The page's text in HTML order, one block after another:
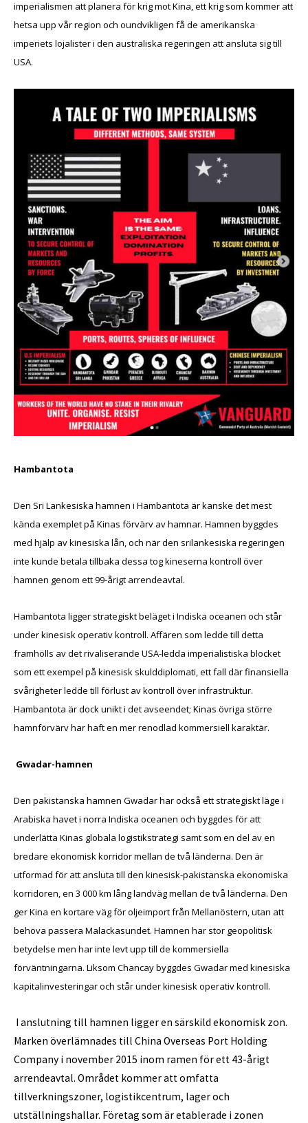
imperialismen att planera för krig mot Kina, ett krig som kommer att
hetsa upp vår region och oundvikligen få de amerikanska
imperiets lojalister i den australiska regeringen att ansluta sig till
USA.
Hambantota
Den Sri Lankesiska hamnen i Hambantota är kanske det mest
kända exemplet på Kinas förvärv av hamnar. Hamnen byggdes
med hjälp av kinesiska lån, och när den srilankesiska regeringen
inte kunde betala tillbaka dessa tog kineserna kontroll över
hamnen genom ett 99-årigt arrendeavtal.
Hambantota ligger strategiskt beläget i Indiska oceanen och står
under kinesisk operativ kontroll. Affären som ledde till detta
framhölls av det rivaliserande USA-ledda imperialistiska blocket
som ett exempel på kinesisk skulddiplomati, ett fall där finansiella
svårigheter ledde till förlust av kontroll över infrastruktur.
Hambantota är dock unikt i det avseendet; Kinas övriga större
hamnförvärv har haft en mer renodlad kommersiell karaktär.
Gwadar-hamnen
Den pakistanska hamnen Gwadar har också ett strategiskt läge i
Arabiska havet i norra Indiska oceanen och byggdes för att
underlätta Kinas globala logistikstrategi samt som en del av en
bredare ekonomisk korridor mellan de två länderna. Den är
utformad för att ansluta till den kinesisk-pakistanska ekonomiska
korridoren, en 3 000 km lång landväg mellan de två länderna. Den
ger Kina en kortare väg för oljeimport från Mellanöstern, utan att
behöva passera Malackasundet. Hamnen har stor geopolitisk
betydelse men har inte levt upp till de kommersiella
förväntningarna. Liksom Chancay byggdes Gwadar med kinesiska
kapitalinvesteringar och står under kinesisk operativ kontroll.
I anslutning till hamnen ligger en särskild ekonomisk zon.
Marken överlämnades till China Overseas Port Holding
Company i november 2015 inom ramen för ett 43-årigt
arrendeavtal. Området kommer att omfatta
tillverkningszoner, logistikcentrum, lager och
utställningshallar. Företag som är etablerade i zonen